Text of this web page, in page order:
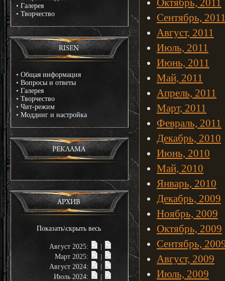
• Галерея
• Творчество
RISEN
• Общая информация
• Вопросы и ответы
• Галерея
• Творчество
• Чит-режим
• Моддинг и настройка
РЕКЛАМА
АРХИВ
Показать\скрыть весь
Август 2025:
Март 2025:
Август 2024:
Июль 2024:
Октябрь, 2011
Сентябрь,
Август, 2011
Июль, 2011
Июнь, 2011
Май, 2011
Апрель, 2011
Март, 2011
Февраль, 2011
Декабрь, 2010
Июнь, 2010
Май, 2010
Январь, 2010
Декабрь, 2009
Ноябрь, 2009
Октябрь, 2009
Сентябрь,
Август, 2009
Июль, 2009